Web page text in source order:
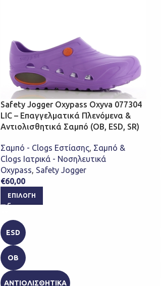
Safety Jogger Oxypass Oxyva 077304
LIC – Επαγγελματικά Πλενόμενα &
Αντιολισθητικά Σαμπό (OB, ESD, SR)
Σαμπό - Clogs Εστίασης, Σαμπό &
Clogs Ιατρικά - Νοσηλευτικά
Oxypass, Safety Jogger
€60,00
ΕΠΙΛΟΓΉ
ESD
OB
ΑΝΤΙΟΛΙΣΘΗΤΙΚΑ